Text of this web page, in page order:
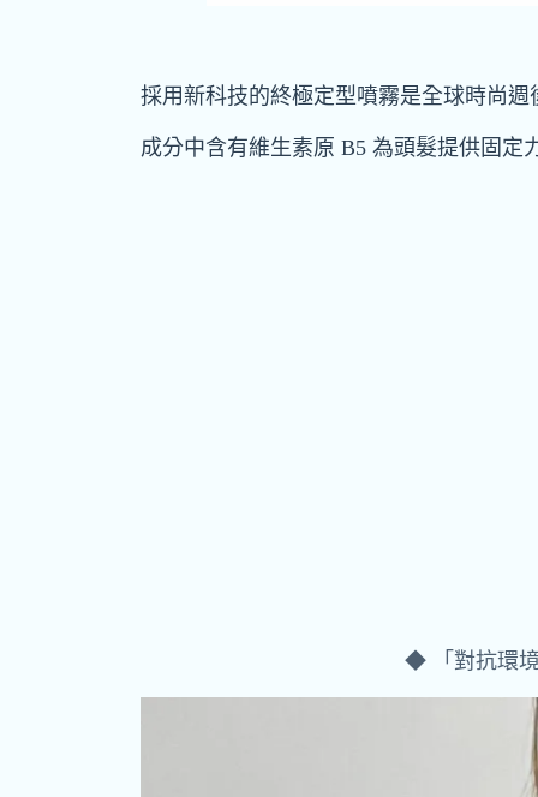
採用新科技的終極定型噴霧是全球時尚
成分中含有維生素原 B5 為頭髮提供固
◆ 「對抗環